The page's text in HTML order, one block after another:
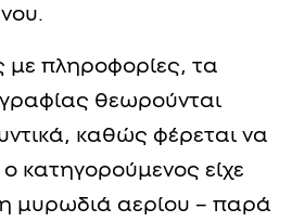
πληροφορίες, τα
θεωρούνται
καθώς φέρεται να
ο κατηγορούμενος είχε
μυρωδιά αερίου – παρά